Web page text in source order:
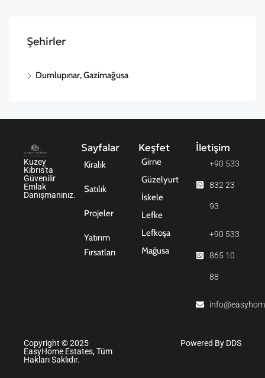
Şehirler
Dumlupınar, Gazimağusa
Kuzey
Kıbrıs'ta
Güvenilir
Emlak
Danışmanınız.
Sayfalar
Kiralık
Satılık
Projeler
Yatırım
Fırsatları
Keşfet
Girne
Güzelyurt
İskele
Lefke
Lefkoşa
Mağusa
İletişim
+90 533
832 23
93
+90 533
865 10
88
Copyright © 2025
EasyHome Estates, Tüm
Hakları Saklıdır.
Powered By DDS